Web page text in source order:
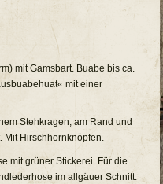
mit Gamsbart. Buabe bis ca.
mit einer
Stehkragen, am Rand und
Mit Hirschhornknöpfen.
mit grüner Stickerei. Für die
im allgäuer Schnitt.